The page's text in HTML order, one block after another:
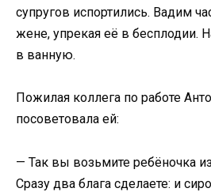
супругов испортились. Вадим
жене, упрекая её в бесплодии.
в ванную.
Пожилая коллега по работе
посоветовала ей:
— Так вы возьмите ребёночка
Сразу два блага сделаете: и